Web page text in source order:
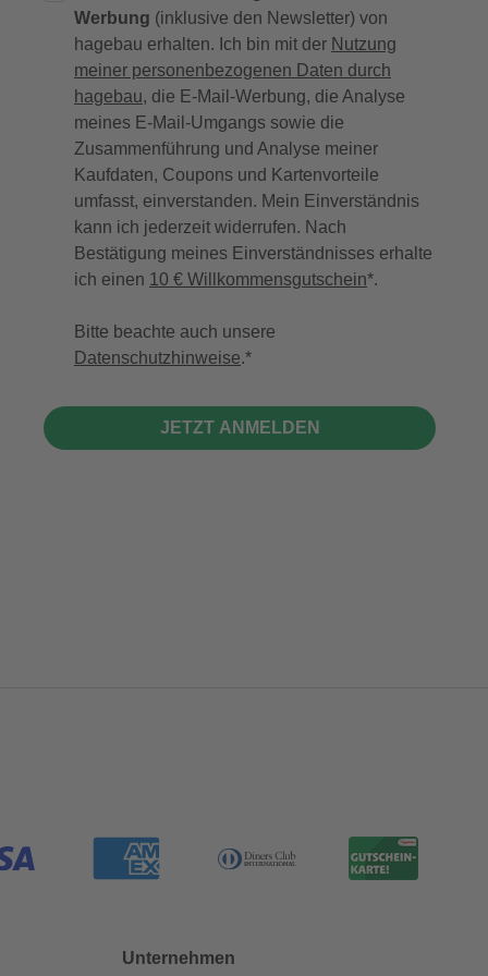
Werbung (inklusive den Newsletter) von
hagebau erhalten. Ich bin mit der Nutzung
meiner personenbezogenen Daten durch
hagebau, die E-Mail-Werbung, die Analyse
meines E-Mail-Umgangs sowie die
Zusammenführung und Analyse meiner
Kaufdaten, Coupons und Kartenvorteile
umfasst, einverstanden. Mein Einverständnis
kann ich jederzeit widerrufen. Nach
Bestätigung meines Einverständnisses erhalte
ich einen 10 € Willkommensgutschein*.
Bitte beachte auch unsere
Datenschutzhinweise.
JETZT ANMELDEN
Unternehmen